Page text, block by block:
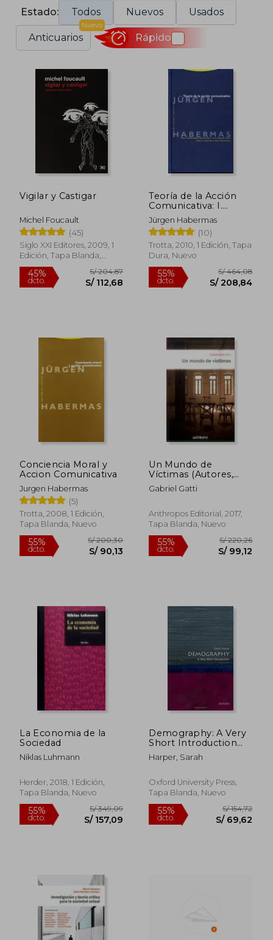
Estado: Todos Nuevos Usados
Anticuarios
Nuevo
Rápido
Vigilar y Castigar
Michel Foucault
(45)
Siglo XXI Editores, 2009, 1
Edición, Tapa Blanda,
Nuevo
S/ 112,68
Teoría de la Acción
Comunicativa: I.
Racionalidad de la
Acción y
Racionalización
Social. Ii. Crítica de la
Razón Funcionalista
Procesos. Filosofía)
Jürgen Habermas
(10)
Trotta, 2010, 1 Edición, Tapa
Dura, Nuevo
55%
dcto.
Conciencia Moral y
Accion Comunicativa
Jurgen Habermas
(5)
Trotta, 2008, 1 Edición,
Tapa Blanda, Nuevo
55%
dcto.
S/ 200,30
S/ 90,13
Un Mundo de
Víctimas (Autores,
Textos y Temas.
Ciencias Sociales)
Gabriel Gatti
Anthropos Editorial, 2017,
Tapa Blanda, Nuevo
55%
dcto.
La Economia de la
Sociedad
Niklas Luhmann
Herder, 2018, 1 Edición,
Tapa Blanda, Nuevo
Demography: A Very
Short Introduction
(Very Short
Introductions) (en
Harper, Sarah
Oxford University Press,
Tapa Blanda, Nuevo